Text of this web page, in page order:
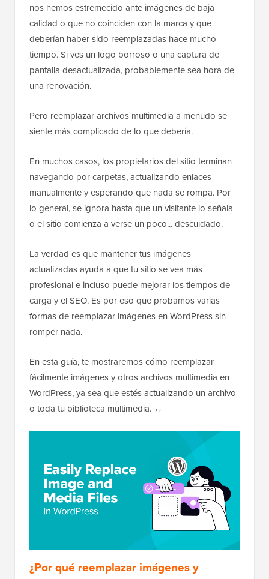
nos hemos estremecido ante imágenes de baja
calidad o que no coinciden con la marca y que
deberían haber sido reemplazadas hace mucho
tiempo. Si ves un logo borroso o una captura de
pantalla desactualizada, probablemente sea hora de
una renovación.
Pero reemplazar archivos multimedia a menudo se
siente más complicado de lo que debería.
En muchos casos, los propietarios del sitio terminan
navegando por carpetas, actualizando enlaces
manualmente y esperando que nada se rompa. Por
lo general, se ignora hasta que un visitante lo señala
o el sitio comienza a verse un poco... descuidado.
La verdad es que mantener tus imágenes
actualizadas ayuda a que tu sitio se vea más
profesional e incluso puede mejorar los tiempos de
carga y el SEO. Es por eso que probamos varias
formas de reemplazar imágenes en WordPress sin
romper nada.
En esta guía, te mostraremos cómo reemplazar
fácilmente imágenes y otros archivos multimedia en
WordPress, ya sea que estés actualizando un archivo
o toda tu biblioteca multimedia. ↔️
¿Por qué reemplazar imágenes y